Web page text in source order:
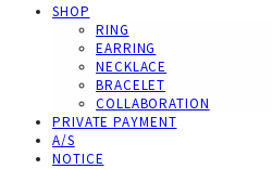
SHOP
RING
EARRING
NECKLACE
BRACELET
COLLABORATION
PRIVATE PAYMENT
A/S
NOTICE